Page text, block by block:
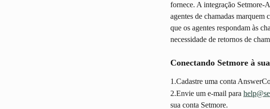
fornece. A integração Setmore-
agentes de chamadas marquem
que os agentes respondam às
necessidade de retornos de
Conectando Setmore à
1.Cadastre uma conta
2.Envie um e-mail para
sua conta Setmore.